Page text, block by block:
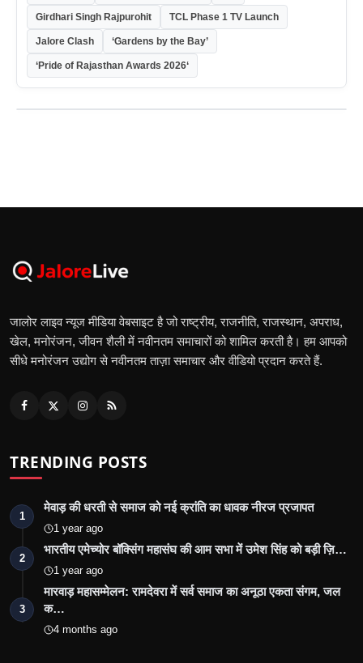
Girdhari Singh Rajpurohit TCL Phase 1 TV Launch
Jalore Clash ‘Gardens by the Bay’
‘Pride of Rajasthan Awards 2026‘
जालोर लाइव न्यूज मीडिया वेबसाइट है जो राष्ट्रीय, राजनीति, राजस्थान, अपराध,
खेल, मनोरंजन, जीवन शैली में नवीनतम समाचारों को शामिल करती है। हम आपको
सीधे मनोरंजन उद्योग से नवीनतम ताज़ा समाचार और वीडियो प्रदान करते हैं.
TRENDING POSTS
1
मेवाड़ की धरती से समाज को नई क्रांति का धावक नीरज प्रजापत
1 year ago
2
भारतीय एमेच्योर बॉक्सिंग महासंघ की आम सभा में उमेश सिंह को बड़ी ज़ि…
1 year ago
3
मारवाड़ महासम्मेलन: रामदेवरा में सर्व समाज का अनूठा एकता संगम, जल
क…
4 months ago